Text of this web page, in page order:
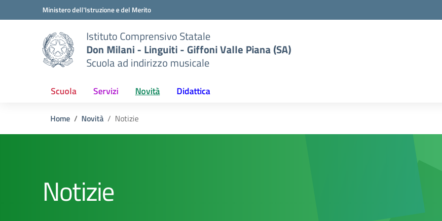
Vai ai contenuti
Vai al menu di navigazioneMinistero dell'Istruzione e del Merito
Istituto Comprensivo Statale
Don Milani - Linguiti - Giffoni Valle Piana (SA)
Scuola ad indirizzo musicale
Scuola Servizi Novità Didattica
Home Novità Notizie
Notizie